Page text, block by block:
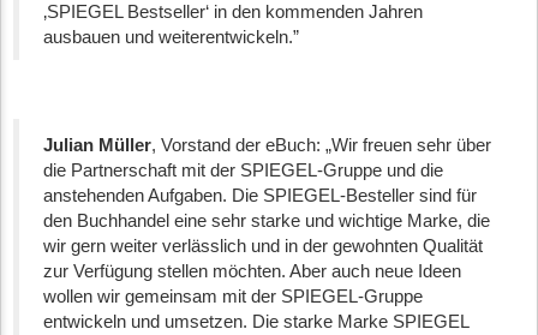
‚SPIEGEL Bestseller‘ in den kommenden Jahren
ausbauen und weiterentwickeln.”
Julian Müller, Vorstand der eBuch: „Wir freuen sehr über
die Partnerschaft mit der SPIEGEL-Gruppe und die
anstehenden Aufgaben. Die SPIEGEL-Besteller sind für
den Buchhandel eine sehr starke und wichtige Marke, die
wir gern weiter verlässlich und in der gewohnten Qualität
zur Verfügung stellen möchten. Aber auch neue Ideen
wollen wir gemeinsam mit der SPIEGEL-Gruppe
entwickeln und umsetzen. Die starke Marke SPIEGEL